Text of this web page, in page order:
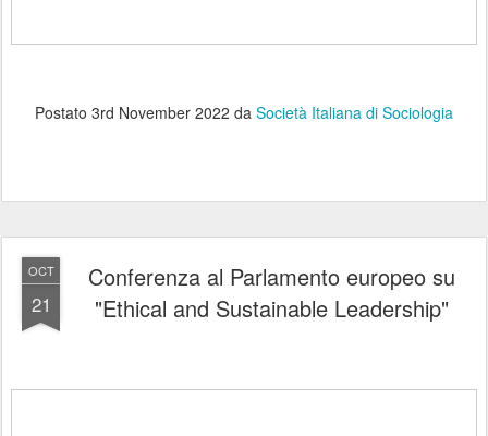
Postato 3rd November 2022 da Società Italiana di Sociologia
OCT
21
Conferenza al Parlamento europeo su
"Ethical and Sustainable Leadership"